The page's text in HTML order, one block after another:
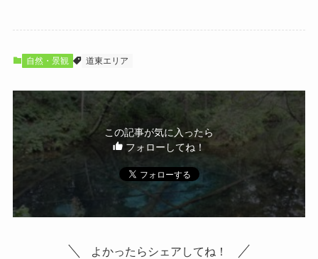
自然・景観 道東エリア
この記事が気に入ったら
フォローしてね！
よかったらシェアしてね！